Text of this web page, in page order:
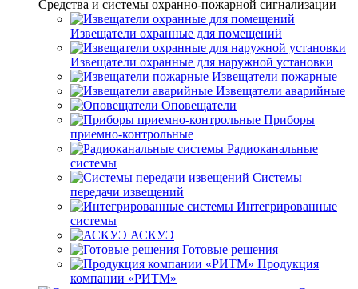
Средства и системы охранно-пожарной сигнализации
Извещатели охранные для помещений
Извещатели охранные для наружной установки
Извещатели пожарные
Извещатели аварийные
Оповещатели
Приборы
приемно-контрольные
Радиоканальные
системы
Системы
передачи извещений
Интегрированные
системы
АСКУЭ
Готовые решения
Продукция
компании «РИТМ»